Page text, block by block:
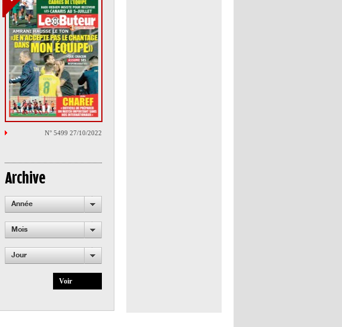
N° 5499 27/10/2022
Archive
Année
Mois
Jour
Voir